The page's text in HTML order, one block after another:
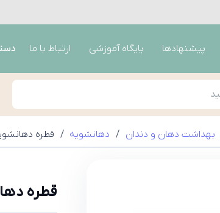
پیشنهادها پایگاه آموزشی ارتباط با ما
بهداشت دهان و دندان / دهانشویه / قطره
قطره